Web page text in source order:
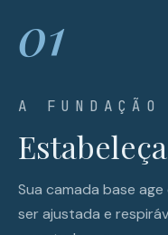
01
A
Sua camada base
ser ajustada e